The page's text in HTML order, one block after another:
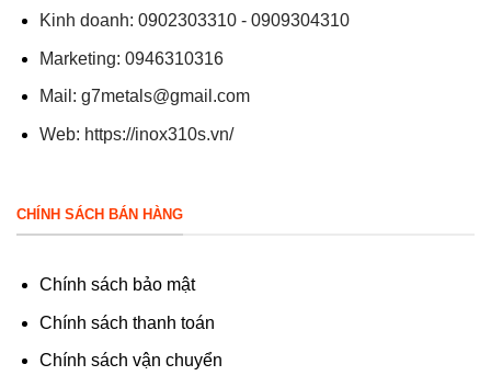
Kinh doanh: 0902303310 - 0909304310
Marketing: 0946310316
Mail: g7metals@gmail.com
Web: https://inox310s.vn/
CHÍNH SÁCH BÁN HÀNG
Chính sách bảo mật
Chính sách thanh toán
Chính sách vận chuyển